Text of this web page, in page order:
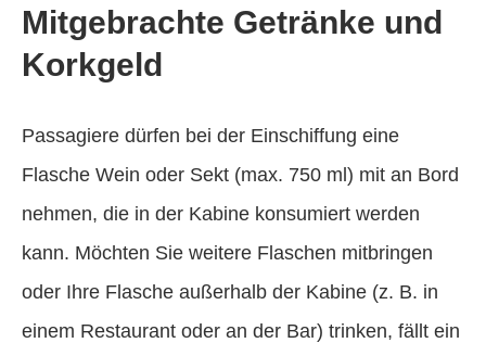
Mitgebrachte Getränke und
Korkgeld
Passagiere dürfen bei der Einschiffung eine
Flasche Wein oder Sekt (max. 750 ml) mit an Bord
nehmen, die in der Kabine konsumiert werden
kann. Möchten Sie weitere Flaschen mitbringen
oder Ihre Flasche außerhalb der Kabine (z. B. in
einem Restaurant oder an der Bar) trinken, fällt ein